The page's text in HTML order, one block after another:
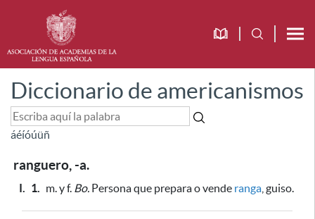
Diccionario de americanismos
áéíóúüñ
ranguero, -a.
I. 1. m. y f. Bo. Persona que prepara o vende ranga , guiso.